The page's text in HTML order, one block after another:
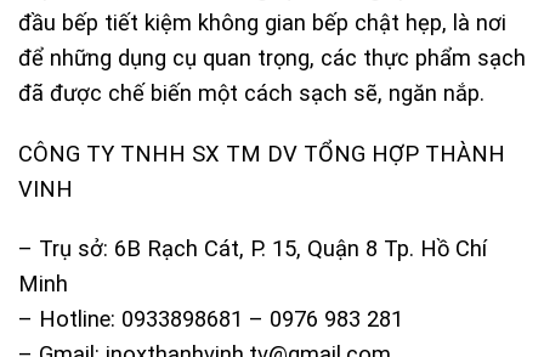
đầu bếp tiết kiệm không gian bếp chật hẹp, là nơi
để những dụng cụ quan trọng, các thực phẩm sạch
đã được chế biến một cách sạch sẽ, ngăn nắp.
CÔNG TY TNHH SX TM DV TỔNG HỢP THÀNH
VINH
– Trụ sở: 6B Rạch Cát, P. 15, Quận 8 Tp. Hồ Chí
Minh
– Hotline: 0933898681 – 0976 983 281